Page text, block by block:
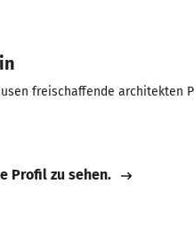
freischaffende architekten
Profil zu sehen.